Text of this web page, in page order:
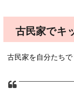
古民家でキ
古民家を自分たち